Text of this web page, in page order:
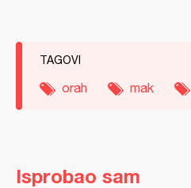
TAGOVI
orah mak
Isprobao sam